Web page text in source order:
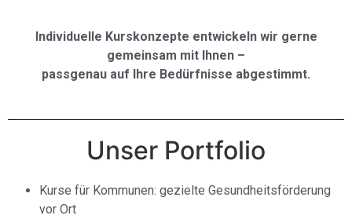
Individuelle Kurskonzepte entwickeln wir gerne
gemeinsam mit Ihnen –
passgenau auf Ihre Bedürfnisse abgestimmt.
Unser Portfolio
Kurse für Kommunen: gezielte Gesundheitsförderung
vor Ort